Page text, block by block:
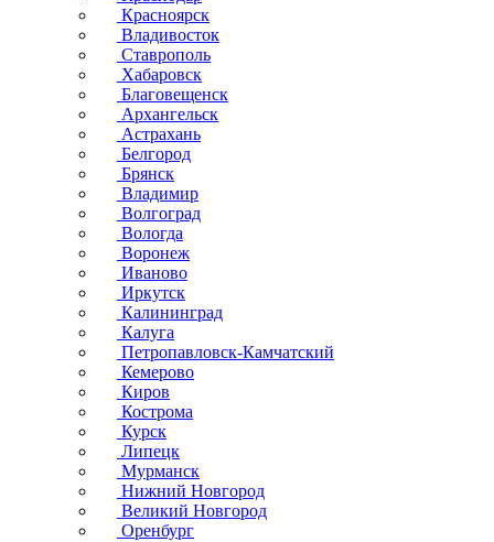
Красноярск
Владивосток
Ставрополь
Хабаровск
Благовещенск
Архангельск
Астрахань
Белгород
Брянск
Владимир
Волгоград
Вологда
Воронеж
Иваново
Иркутск
Калининград
Калуга
Петропавловск-Камчатский
Кемерово
Киров
Кострома
Курск
Липецк
Мурманск
Нижний Новгород
Великий Новгород
Оренбург